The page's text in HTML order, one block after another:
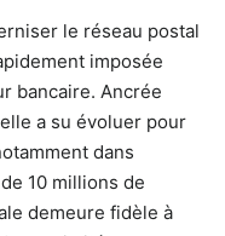
le réseau postal
imposée
bancaire. Ancrée
a su évoluer pour
dans
10 millions de
demeure fidèle à